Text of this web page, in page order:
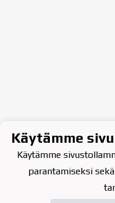
Käytämme
Käytämme
parantamiseksi